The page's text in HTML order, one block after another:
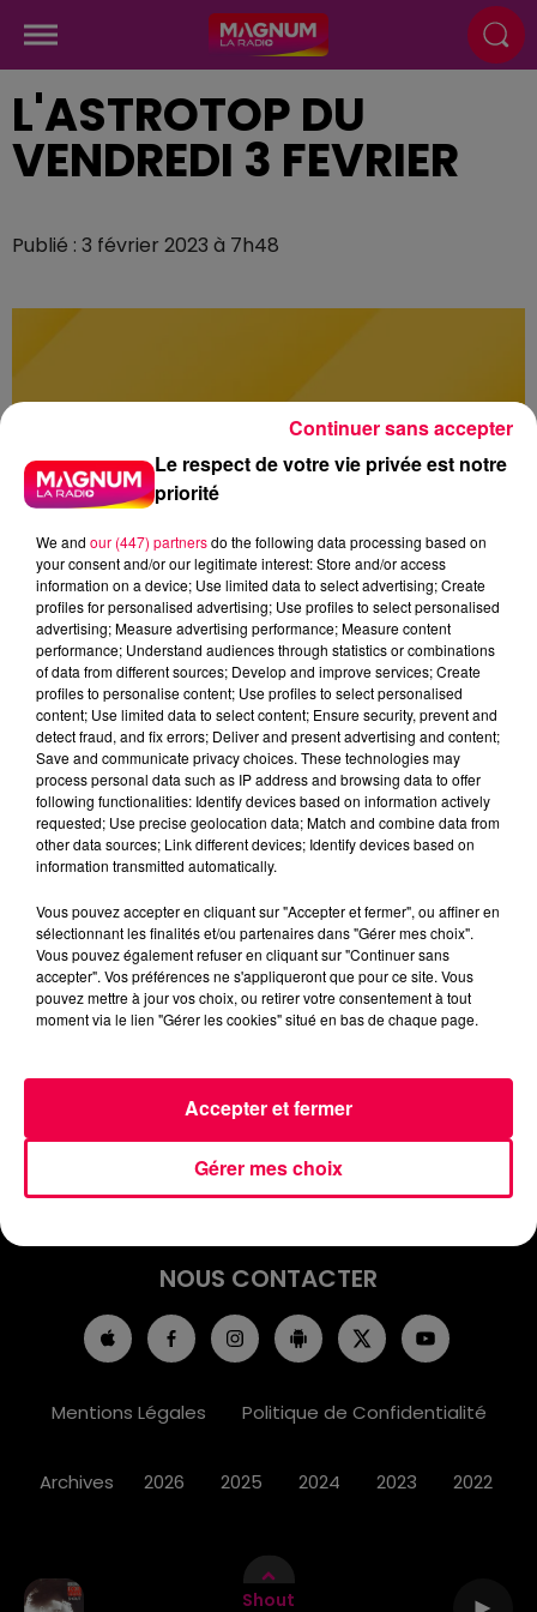
Shout
L'ASTROTOP DU
VENDREDI 3 FEVRIER
Publié : 3 février 2023 à 7h48
podcasts/2023/02/ASTRO-030223.mp3
INFOS
EMISSIONS
JEUX
PODCASTS
NOUS CONTACTER
Mentions Légales Politique de Confidentialité
Archives 2026 2025 2024 2023 2022
Le respect de votre vie privée est notre
priorité
We and our (447) partnersdo the following data processing based on
your consent and/or our legitimate interest: Store and/or access
information on a device; Use limited data to select advertising; Create
profiles for personalised advertising; Use profiles to select personalised
advertising; Measure advertising performance; Measure content
performance; Understand audiences through statistics or combinations
of data from different sources; Develop and improve services; Create
profiles to personalise content; Use profiles to select personalised
content; Use limited data to select content; Ensure security, prevent and
detect fraud, and fix errors; Deliver and present advertising and content;
Save and communicate privacy choices. These technologies may
process personal data such as IP address and browsing data to offer
following functionalities: Identify devices based on information actively
requested; Use precise geolocation data; Match and combine data from
other data sources; Link different devices; Identify devices based on
information transmitted automatically.
Vous pouvez accepter en cliquant sur "Accepter et fermer", ou affiner en
sélectionnant les finalités et/ou partenaires dans "Gérer mes choix".
Vous pouvez également refuser en cliquant sur "Continuer sans
accepter". Vos préférences ne s'appliqueront que pour ce site. Vous
pouvez mettre à jour vos choix, ou retirer votre consentement à tout
moment via le lien "Gérer les cookies" situé en bas de chaque page.
Gérer mes choix
Accepter et fermer
Continuer sans accepter